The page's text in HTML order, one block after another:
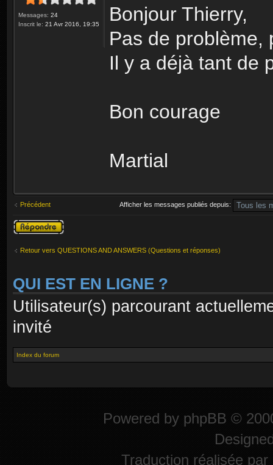
Messages: 24
Inscrit le: 21 Avr 2016, 19:35
Bonjour Thierry,
Pas de problème,
Il y a déjà tant de
Bon courage
Martial
Précédent Afficher les messages publiés depuis:
Publier une
réponse
Retour vers QUESTIONS AND ANSWERS (Questions et réponses)
QUI EST EN LIGNE ?
Utilisateur(s) parcourant
invité
Index du forum
Powered by phpBB ©
Traduction réalisée par